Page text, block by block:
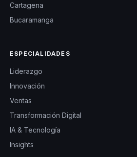
Cartagena
Bucaramanga
ESPECIALIDADES
Liderazgo
Innovación
Ventas
Transformación Digital
IA & Tecnología
Insights